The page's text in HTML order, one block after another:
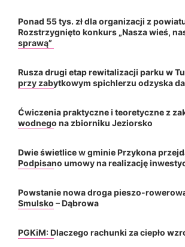
Ponad 55 tys. zł dla organizacji z
Rozstrzygnięto konkurs „Nasza wieś,
sprawą”
Rusza drugi etap rewitalizacji parku w
przy zabytkowym spichlerzu odzyska
Ćwiczenia praktyczne i teoretyczne z
wodnego na zbiorniku Jeziorsko
Dwie świetlice w gminie Przykona
Podpisano umowy na realizację
Powstanie nowa droga pieszo-
Smulsko – Dąbrowa
PGKiM: Dlaczego rachunki za ciepło